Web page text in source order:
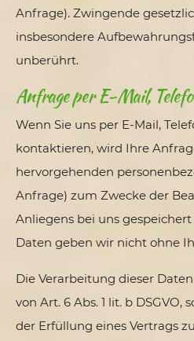
Anfrage). Zwingende
insbesondere
unberührt.
Anfrage per E-Mail,
Wenn Sie uns per E-Mail,
kontaktieren, wird Ihre
hervorgehenden
Anfrage) zum Zwecke der
Anliegens bei uns
Daten geben wir nicht ohne
Die Verarbeitung dieser
von Art. 6 Abs. 1 lit. b
der Erfüllung eines Vertrags